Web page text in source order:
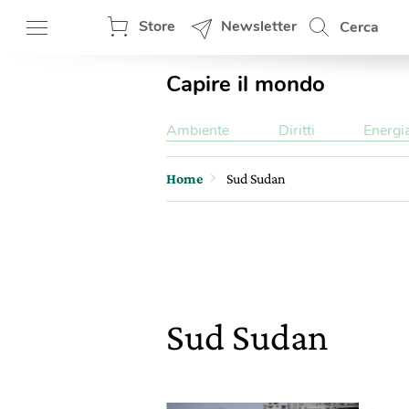
Store Newsletter Cerca
Capire il mondo
Ambiente Diritti
Home Sud Sudan
Sud Sudan